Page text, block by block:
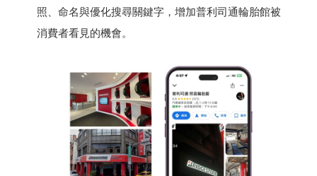
照、命名與優化搜尋關鍵字，增加普利司通輪胎館被
消費者看見的機會。